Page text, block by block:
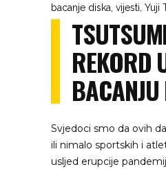
bacanje diska, vijesti, Yuji
REKORD
Svjedoci smo da ovih
ili nimalo sportskih i
usljed erupcije